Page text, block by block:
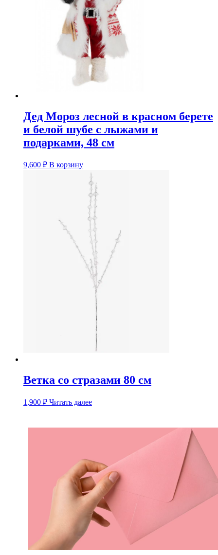
Дед Мороз лесной в красном берете
и белой шубе с лыжами и
подарками, 48 см
9,600 ₽ В корзину
Ветка со стразами 80 см
1,900 ₽ Читать далее